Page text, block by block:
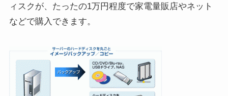
ィスクが、たったの1万円程度で家電量販店やネット
などで購入できます。